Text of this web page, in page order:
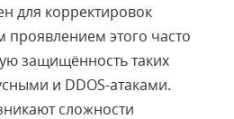
для корректировок
проявлением этого часто
защищённость таких
и DDOS-атаками.
сложности